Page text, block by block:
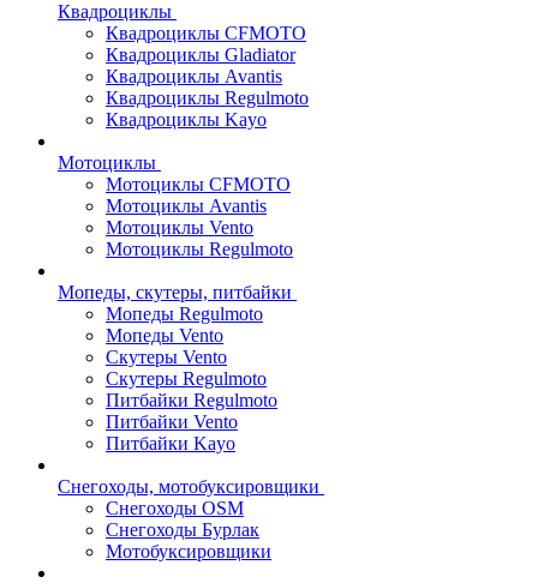
Квадроциклы
Квадроциклы CFMOTO
Квадроциклы Gladiator
Квадроциклы Avantis
Квадроциклы Regulmoto
Квадроциклы Kayo
Мотоциклы
Мотоциклы CFMOTO
Мотоциклы Avantis
Мотоциклы Vento
Мотоциклы Regulmoto
Мопеды, скутеры, питбайки
Мопеды Regulmoto
Мопеды Vento
Скутеры Vento
Скутеры Regulmoto
Питбайки Regulmoto
Питбайки Vento
Питбайки Kayo
Снегоходы, мотобуксировщики
Снегоходы OSM
Снегоходы Бурлак
Мотобуксировщики